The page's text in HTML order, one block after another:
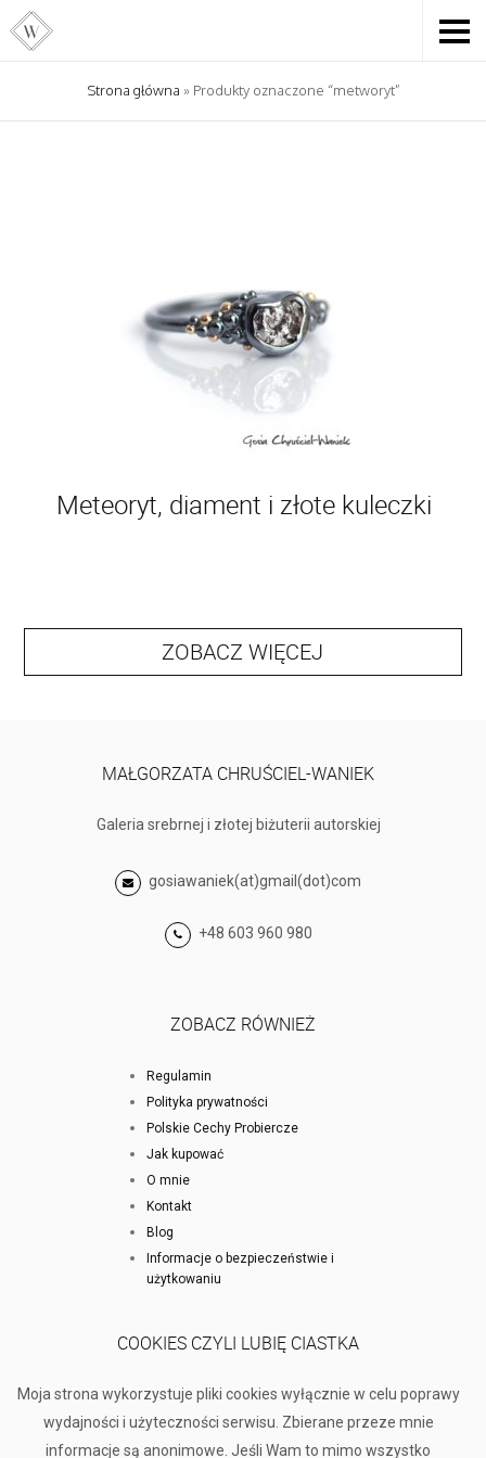
Strona główna » Produkty oznaczone “metworyt”
Meteoryt, diament i złote kuleczki
ZOBACZ WIĘCEJ
MAŁGORZATA CHRUŚCIEL-WANIEK
Galeria srebrnej i złotej biżuterii autorskiej
gosiawaniek(at)gmail(dot)com
+48 603 960 980
ZOBACZ RÓWNIEŻ
Regulamin
Polityka prywatności
Polskie Cechy Probiercze
Jak kupować
O mnie
Kontakt
Blog
Informacje o bezpieczeństwie i
użytkowaniu
COOKIES CZYLI LUBIĘ CIASTKA
Moja strona wykorzystuje pliki cookies wyłącznie w celu poprawy
wydajności i użyteczności serwisu. Zbierane przeze mnie
informacje są anonimowe. Jeśli Wam to mimo wszystko